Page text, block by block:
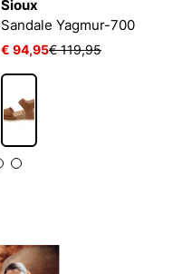
Sioux
Sandale Yagmur-700
€ 94,95€ 119,95